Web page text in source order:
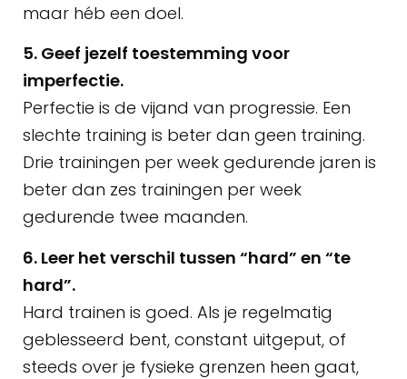
maar héb een doel.
5. Geef jezelf toestemming voor
imperfectie.
Perfectie is de vijand van progressie. Een
slechte training is beter dan geen training.
Drie trainingen per week gedurende jaren is
beter dan zes trainingen per week
gedurende twee maanden.
6. Leer het verschil tussen “hard” en “te
hard”.
Hard trainen is goed. Als je regelmatig
geblesseerd bent, constant uitgeput, of
steeds over je fysieke grenzen heen gaat,